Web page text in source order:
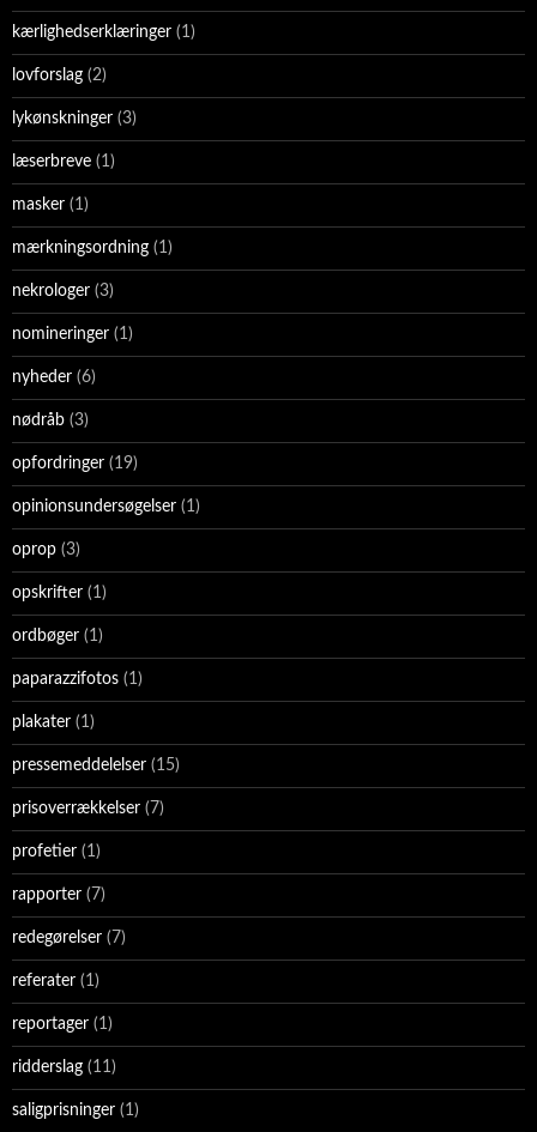
kærlighedserklæringer (1)
lovforslag (2)
lykønskninger (3)
læserbreve (1)
masker (1)
mærkningsordning (1)
nekrologer (3)
nomineringer (1)
nyheder (6)
nødråb (3)
opfordringer (19)
opinionsundersøgelser (1)
oprop (3)
opskrifter (1)
ordbøger (1)
paparazzifotos (1)
plakater (1)
pressemeddelelser (15)
prisoverrækkelser (7)
profetier (1)
rapporter (7)
redegørelser (7)
referater (1)
reportager (1)
ridderslag (11)
saligprisninger (1)